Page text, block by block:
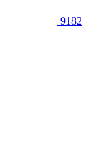
9182